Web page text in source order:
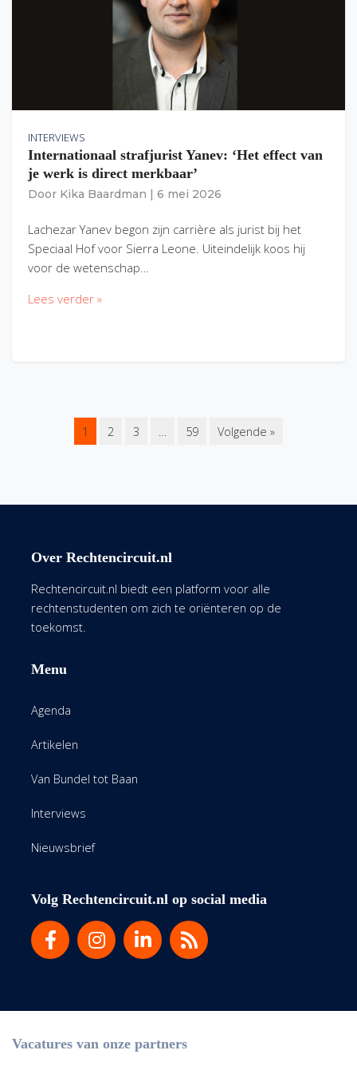
INTERVIEWS
Internationaal strafjurist Yanev: ‘Het effect van
je werk is direct merkbaar’
Door Kika Baardman 6 mei 2026
Lachezar Yanev begon zijn carrière als jurist bij het
Speciaal Hof voor Sierra Leone. Uiteindelijk koos hij
voor de wetenschap…
Lees verder »
1 2 3 … 59 Volgende »
Over Rechtencircuit.nl
Rechtencircuit.nl biedt een platform voor alle
rechtenstudenten om zich te oriënteren op de
toekomst.
Menu
Agenda
Artikelen
Van Bundel tot Baan
Interviews
Nieuwsbrief
Volg Rechtencircuit.nl op social media
Vacatures van onze partners